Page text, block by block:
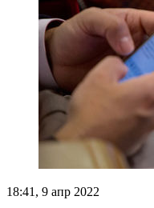
18:41, 9 апр 2022